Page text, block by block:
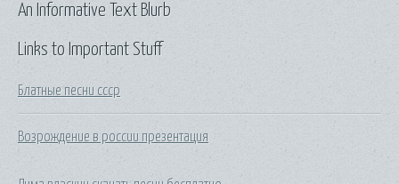
Links to Important Stuff
Блатные песни ссср
Возрождение в россии презентация
An Informative Text Blurb